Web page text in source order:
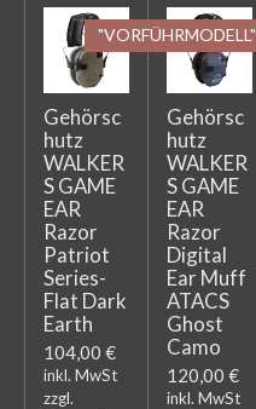
Gehörsc
hutz
WALKER
S GAME
EAR
Razor
Patriot
Series-
Flat Dark
Earth
104,00 €
inkl. MwSt
zzgl.
"VORFÜHRMODELL"
Gehörsc
hutz
WALKER
S GAME
EAR
Razor
Digital
Ear Muff
ATACS
Ghost
Camo
120,00 €
inkl. MwSt